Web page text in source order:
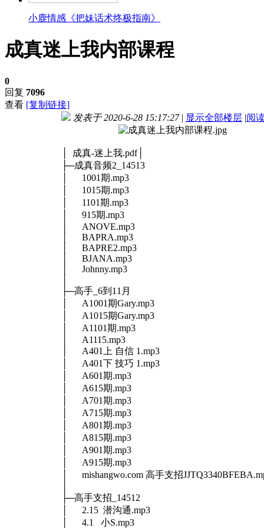
小鹿情感《把妹话术终极指南》
成真迷上我内部课程
0
回复 7096
查看 [复制链接]
发表于 2020-6-28 15:17:27 | 显示全部楼层 |阅
成真-迷上我.pdf│
├─成真音频2_14513
│ 1001期.mp3
│ 1015期.mp3
│ 1101期.mp3
│ 915期.mp3
│ ANOVE.mp3
│ BAPRA.mp3
│ BAPRE2.mp3
│ BJANA.mp3
│ Johnny.mp3
├─高手_6到11月
│ A1001期Gary.mp3
│ A1015期Gary.mp3
│ A1101期.mp3
│ A1115.mp3
│ A401上 自信 1.mp3
│ A401下 技巧 1.mp3
│ A601期.mp3
│ A615期.mp3
│ A701期.mp3
│ A715期.mp3
│ A801期.mp3
│ A815期.mp3
│ A901期.mp3
│ A915期.mp3
│ mishangwo.com 高手支招
├─高手支招_14512
│ 2.15 潜沟通.mp3
│ 4.1 小S.mp3